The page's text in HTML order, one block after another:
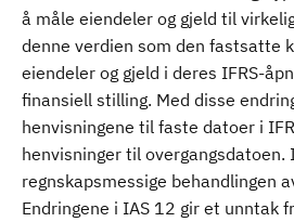
å måle eiendeler og gjeld til
denne verdien som den fastsatte
eiendeler og gjeld i deres IFRS-
finansiell stilling. Med disse
henvisningene til faste datoer i
henvisninger til overgangsdatoen.
regnskapsmessige behandlingen
Endringene i IAS 12 gir et unntak